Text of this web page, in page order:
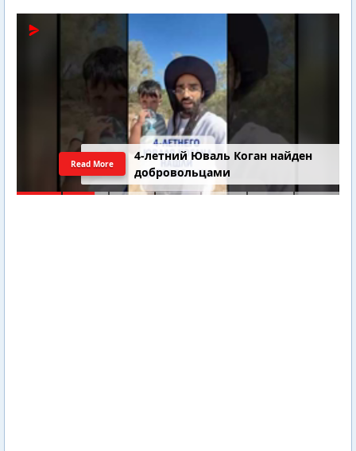
4-летний Юваль Коган найден
добровольцами
Read More